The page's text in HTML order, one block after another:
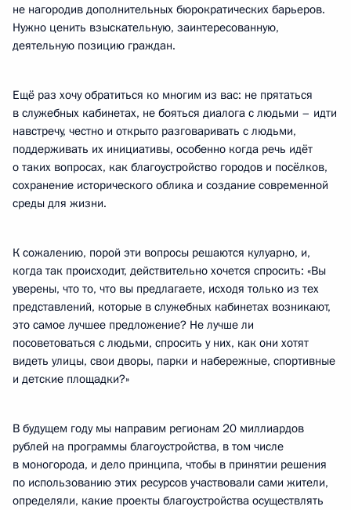
не нагородив дополнительных бюрократических барьеров.
Нужно ценить взыскательную, заинтересованную,
деятельную позицию граждан.
Ещё раз хочу обратиться ко многим из вас: не прятаться
в служебных кабинетах, не бояться диалога с людьми – идти
навстречу, честно и открыто разговаривать с людьми,
поддерживать их инициативы, особенно когда речь идёт
о таких вопросах, как благоустройство городов и посёлков,
сохранение исторического облика и создание современной
среды для жизни.
К сожалению, порой эти вопросы решаются кулуарно, и,
когда так происходит, действительно хочется спросить: «Вы
уверены, что то, что вы предлагаете, исходя только из тех
представлений, которые в служебных кабинетах возникают,
это самое лучшее предложение? Не лучше ли
посоветоваться с людьми, спросить у них, как они хотят
видеть улицы, свои дворы, парки и набережные, спортивные
и детские площадки?»
В будущем году мы направим регионам 20 миллиардов
рублей на программы благоустройства, в том числе
в моногорода, и дело принципа, чтобы в принятии решения
по использованию этих ресурсов участвовали сами жители,
определяли, какие проекты благоустройства осуществлять